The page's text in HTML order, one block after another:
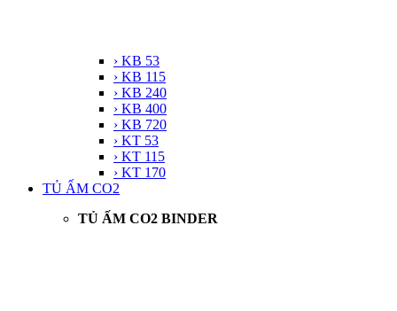
› KB 53
› KB 115
› KB 240
› KB 400
› KB 720
› KT 53
› KT 115
› KT 170
TỦ ẤM CO2
TỦ ẤM CO2 BINDER